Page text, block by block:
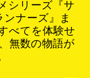
シリーズ『サ
ナーズ』ま
べてを体験せ
無数の物語が